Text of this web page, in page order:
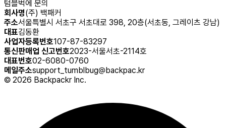
텀블벅에 문의
회사명(주) 백패커
주소서울특별시 서초구 서초대로 398, 20층(서초동, 그레이츠 강남)
대표김동환
사업자등록번호107-87-83297
통신판매업 신고번호2023-서울서초-2114호
대표번호02-6080-0760
메일주소support_tumblbug@backpac.kr
© 2026 Backpackr Inc.